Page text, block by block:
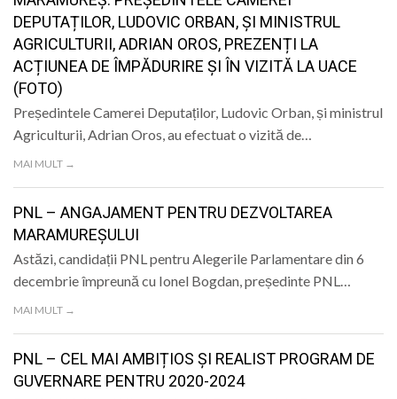
DEPUTAȚILOR, LUDOVIC ORBAN, ȘI MINISTRUL
AGRICULTURII, ADRIAN OROS, PREZENȚI LA
ACȚIUNEA DE ÎMPĂDURIRE ȘI ÎN VIZITĂ LA UACE
(FOTO)
Președintele Camerei Deputaților, Ludovic Orban, și ministrul
Agriculturii, Adrian Oros, au efectuat o vizită de…
MAI MULT →
PNL – ANGAJAMENT PENTRU DEZVOLTAREA
MARAMUREȘULUI
Astăzi, candidații PNL pentru Alegerile Parlamentare din 6
decembrie împreună cu Ionel Bogdan, președinte PNL…
MAI MULT →
PNL – CEL MAI AMBIȚIOS ȘI REALIST PROGRAM DE
GUVERNARE PENTRU 2020-2024